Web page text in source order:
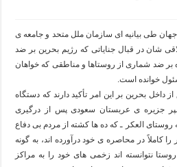
طی بیانیه ای سازمان ملل متحد و جامعه ی
شان در قبال جنایاتی که رژیم بحرین بر ضد
بر ضد شماری از روستاها و مناطقی که خواهان
خوانده است.
داخل بحرین بر این امر تأکید دارند که دستگاه
جزیره ی عربستان سعودی پس از درگیری
روستای العکر ـ که ده ها کشته از مردم بی دفاع
کاملاً در محاصره ی خود درآورده اند، به گونه
نتوانسته اند زخمی های خود را به مراکز